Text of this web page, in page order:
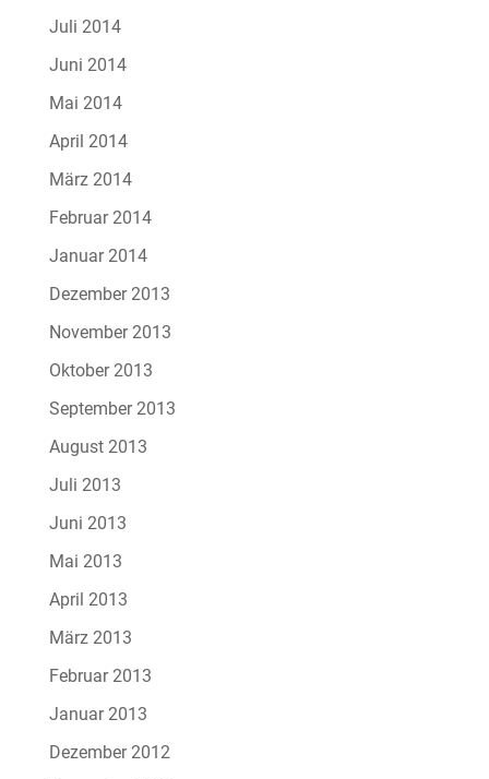
Juli 2014
Juni 2014
Mai 2014
April 2014
März 2014
Februar 2014
Januar 2014
Dezember 2013
November 2013
Oktober 2013
September 2013
August 2013
Juli 2013
Juni 2013
Mai 2013
April 2013
März 2013
Februar 2013
Januar 2013
Dezember 2012